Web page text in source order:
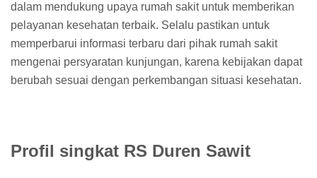
dalam mendukung upaya rumah sakit untuk memberikan
pelayanan kesehatan terbaik. Selalu pastikan untuk
memperbarui informasi terbaru dari pihak rumah sakit
mengenai persyaratan kunjungan, karena kebijakan dapat
berubah sesuai dengan perkembangan situasi kesehatan.
Profil singkat RS Duren Sawit